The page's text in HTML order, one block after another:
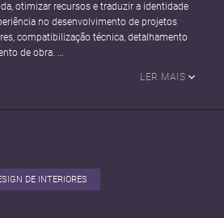
otimizar recursos e traduzir a identidade
no desenvolvimento de projetos
compatibilização técnica, detalhamento
de obra.
organização de processos e foco em
LER MAIS
DE INTERIORES